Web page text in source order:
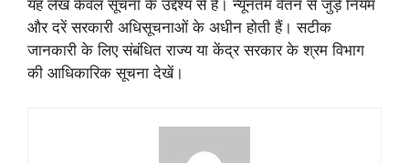
यह लेख केवल सूचना के उद्देश्य से है। न्यूनतम वेतन से जुड़े नियम
और दरें सरकारी अधिसूचनाओं के अधीन होती हैं। सटीक
जानकारी के लिए संबंधित राज्य या केंद्र सरकार के श्रम विभाग
की आधिकारिक सूचना देखें।